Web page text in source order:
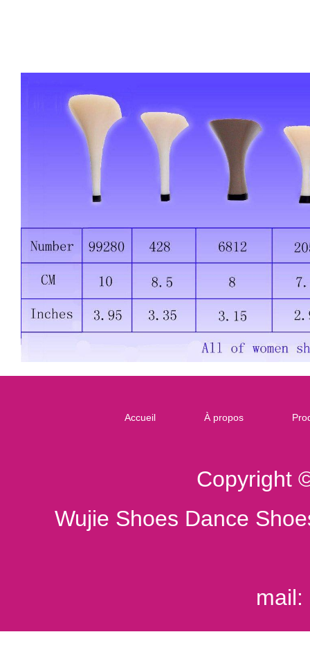
Accueil À propos
Copyright
Wujie Shoes Dance